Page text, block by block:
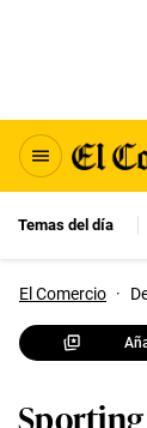
Temas del día
El Comercio ·